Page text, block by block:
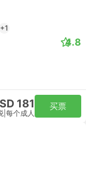
+1
4.8
181
每个成人
买票